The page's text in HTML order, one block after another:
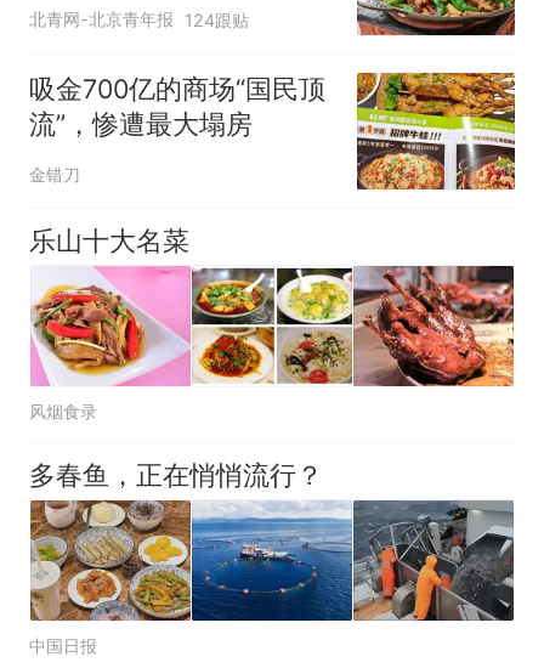
北青网-北京青年报 124跟贴
吸金700亿的商场“国民顶
流”，惨遭最大塌房
金错刀
乐山十大名菜
风烟食录
多春鱼，正在悄悄流行？
中国日报